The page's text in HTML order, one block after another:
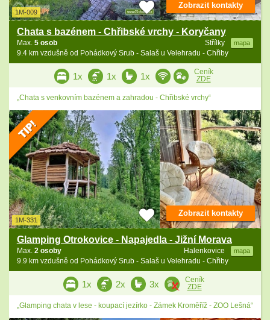
1M-009
Chata s bazénem - Chřibské vrchy - Koryčany
Střílky mapa
Max. 5 osob
9.4 km vzdušně od Pohádkový Srub - Salaš u Velehradu - Chřiby
Zobrazit kontakty
1x 1x 1x
Ceník
ZDE
„Chata s venkovním bazénem a zahradou - Chřibské vrchy“
1M-331
Glamping Otrokovice - Napajedla - Jižní Morava
Halenkovice mapa
Max. 2 osoby
9.9 km vzdušně od Pohádkový Srub - Salaš u Velehradu - Chřiby
Zobrazit kontakty
1x 2x 3x
Ceník
ZDE
„Glamping chata v lese - koupací jezírko - Zámek Kroměříž - ZOO Lešná“